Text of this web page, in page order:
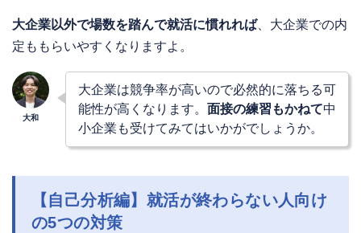
大企業以外で場数を踏んで就活に慣れれば、大企業での内
定ももらいやすくなりますよ。
大企業は競争率が高いので必然的に落ちる可
能性が高くなります。 面接の練習もかねて中
小企業も受けてみてはいかがでしょうか。
【自己分析編】就活が終わらない人向け
の5つの対策